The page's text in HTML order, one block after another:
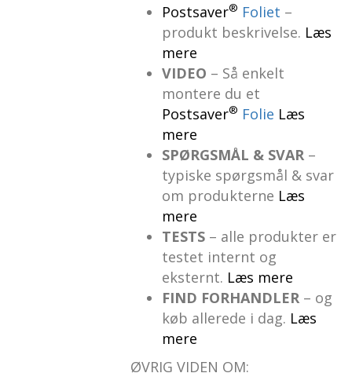
Postsaver® Foliet –
produkt beskrivelse. Læs
mere
VIDEO – Så enkelt
montere du et
Postsaver® Folie Læs
mere
SPØRGSMÅL & SVAR–
typiske spørgsmål & svar
om produkterne Læs
mere
TESTS– alle produkter er
testet internt og
eksternt. Læs mere
FIND FORHANDLER– og
køb allerede i dag. Læs
mere
ØVRIG VIDEN OM: